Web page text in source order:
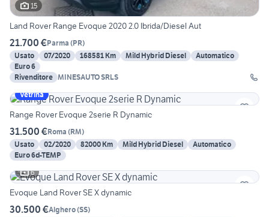
15
Land Rover Range Evoque 2020 2.0 Ibrida/Diesel Aut
21.700 €Parma (PR)
Usato
07/2020 168581 Km Mild Hybrid Diesel
Automatico
Euro 6
Rivenditore MINESAUTO SRLS
Vetrina
Range Rover Evoque 2serie R Dynamic
31.500 €Roma (RM)
Usato
02/2020 82000 Km Mild Hybrid Diesel
Automatico
Euro 6d-TEMP
6
Evoque Land Rover SE X dynamic
30.500 €Alghero(SS)